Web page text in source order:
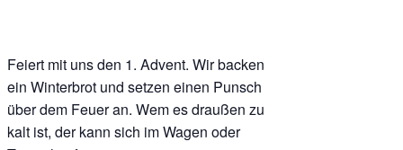
Feiert mit uns den 1. Advent. Wir backen
ein Winterbrot und setzen einen Punsch
über dem Feuer an. Wem es draußen zu
kalt ist, der kann sich im Wagen oder